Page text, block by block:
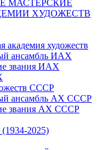
МАСТЕРСКИЕ
ХУДОЖЕСТВ
академия художеств
ансамбль ИАХ
звания ИАХ
СССР
ансамбль АХ СССР
звания АХ СССР
2025)